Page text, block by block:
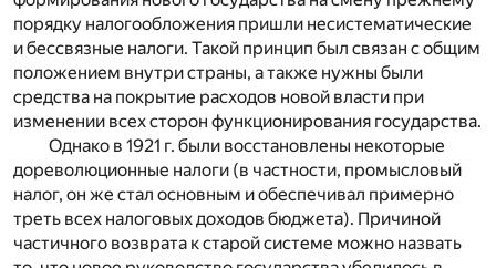
порядку налогообложения пришли несистематические
и бессвязные налоги. Такой принцип был связан с общим
положением внутри страны, а также нужны были
средства на покрытие расходов новой власти при
изменении всех сторон функционирования государства.
Однако в 1921 г. были восстановлены некоторые
дореволюционные налоги (в частности, промысловый
налог, он же стал основным и обеспечивал примерно
треть всех налоговых доходов бюджета). Причиной
частичного возврата к старой системе можно назвать